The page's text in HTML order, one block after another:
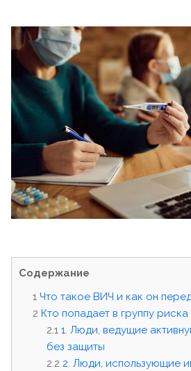
Содержание
Что такое ВИЧ и как он
Кто попадает в группу
1. Люди, ведущие
без защиты
2. Люди, использующие